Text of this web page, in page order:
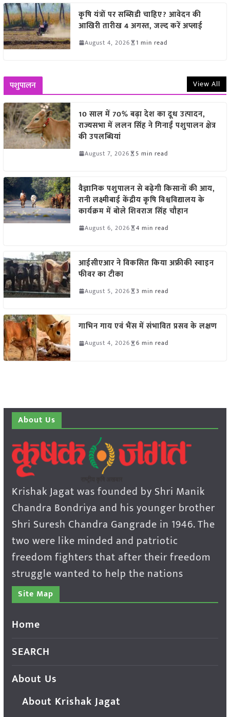
कृषि यंत्रों पर सब्सिडी चाहिए? आवेदन की
आखिरी तारीख 4 अगस्त, जल्द करें अप्लाई
August 4, 2026 1 min read
पशुपालन View All
10 साल में 70% बढ़ा देश का दूध उत्पादन,
राज्यसभा में ललन सिंह ने गिनाईं पशुपालन क्षेत्र
की उपलब्धियां
August 7, 2026 5 min read
वैज्ञानिक पशुपालन से बढ़ेगी किसानों की आय,
रानी लक्ष्मीबाई केंद्रीय कृषि विश्वविद्यालय के
कार्यक्रम में बोले शिवराज सिंह चौहान
August 6, 2026 4 min read
आईसीएआर ने विकसित किया अफ्रीकी स्वाइन
फीवर का टीका
August 5, 2026 3 min read
गाभिन गाय एवं भैंस में संभावित प्रसव के लक्षण
August 4, 2026 6 min read
About Us
Krishak Jagat was founded by Shri Manik
Chandra Bondriya and his younger brother
Shri Suresh Chandra Gangrade in 1946. The
two were like minded and patriotic
freedom fighters that after their freedom
struggle wanted to help the nations
Site Map
Home
SEARCH
About Us
About Krishak Jagat